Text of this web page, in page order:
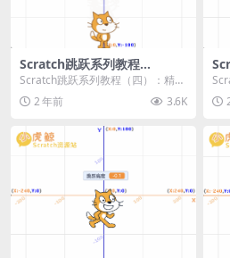
Scratch跳跃系列教程
（四）：精准着陆
Scratch跳跃系列教程（四）：精准
着陆 作者：小虎鲸Scratch资源站
... 2 年前 3.6K
（
跳
连...